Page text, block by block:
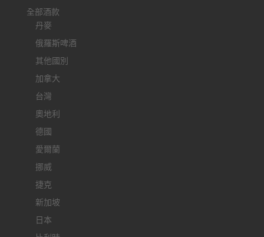
全部酒款
丹麥
俄羅斯啤酒
其他國別
加拿大
台灣
奧地利
德國
愛爾蘭
挪威
捷克
新加坡
日本